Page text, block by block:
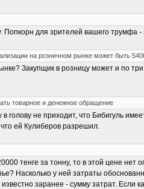
Попкорн для зрителей вашего трумфа -
на розничном рынке может быть
Закупщик в розницу может и по
товарное и денежное обращение
голову не приходит, что Бибигуль
ей Кулиберов разрешил.
тенге за тонну, то в этой цене
Насколько у ней затраты
заранее - сумму затрат. Если